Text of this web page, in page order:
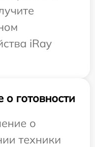
iRay
готовности
о
техники